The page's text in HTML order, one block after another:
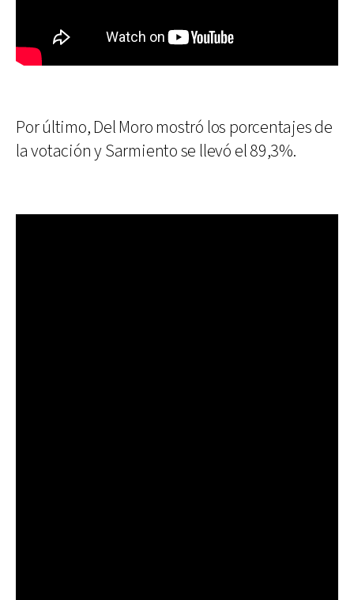
Por último, Del Moro mostró los porcentajes de
la votación y Sarmiento se llevó el 89,3%.